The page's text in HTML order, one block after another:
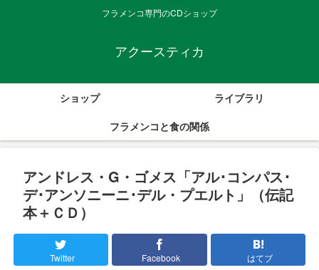
フラメンコ専門のCDショップ
アクースティカ
ショップ
ライブラリ
フラメンコと食の関係
アンドレス・G・ゴメス「アル･コンパス･
デ･アンソニーニ･デル・プエルト」（伝記
本＋ＣＤ）
Twitter Facebook はてブ